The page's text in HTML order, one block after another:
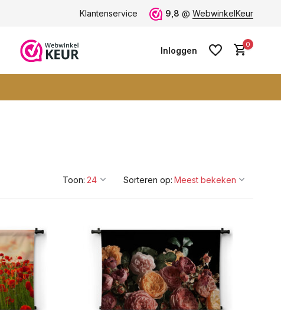
ruim 600+ wandkleden
Klantenservice 9,8 @ WebwinkelKeur
Inloggen
0
Toon: Sorteren op: